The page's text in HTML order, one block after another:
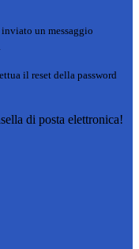
inviato un messaggio
il reset della password
di posta elettronica!